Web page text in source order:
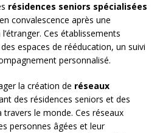
résidences seniors spécialisées
convalescence après une
Ces établissements
espaces de rééducation, un suivi
personnalisé.
la création de réseaux
des résidences seniors et des
le monde. Ces réseaux
personnes âgées et leur